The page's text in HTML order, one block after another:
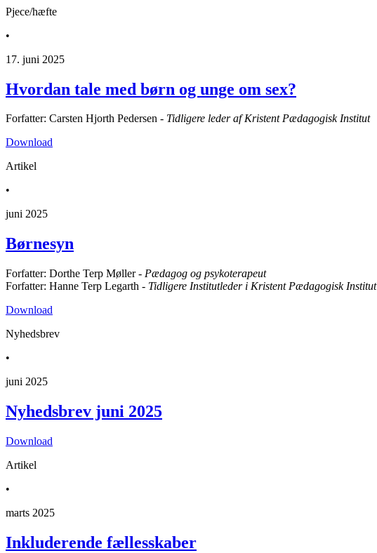
Pjece/hæfte
•
17. juni 2025
Hvordan tale med børn og unge om sex?
Forfatter: Carsten Hjorth Pedersen - Tidligere leder af Kristent Pædagogisk Institut
Download
Artikel
•
juni 2025
Børnesyn
Forfatter: Dorthe Terp Møller - Pædagog og psykoterapeut
Forfatter: Hanne Terp Legarth - Tidligere Institutleder i Kristent Pædagogisk Institut
Download
Nyhedsbrev
•
juni 2025
Nyhedsbrev juni 2025
Download
Artikel
•
marts 2025
Inkluderende fællesskaber